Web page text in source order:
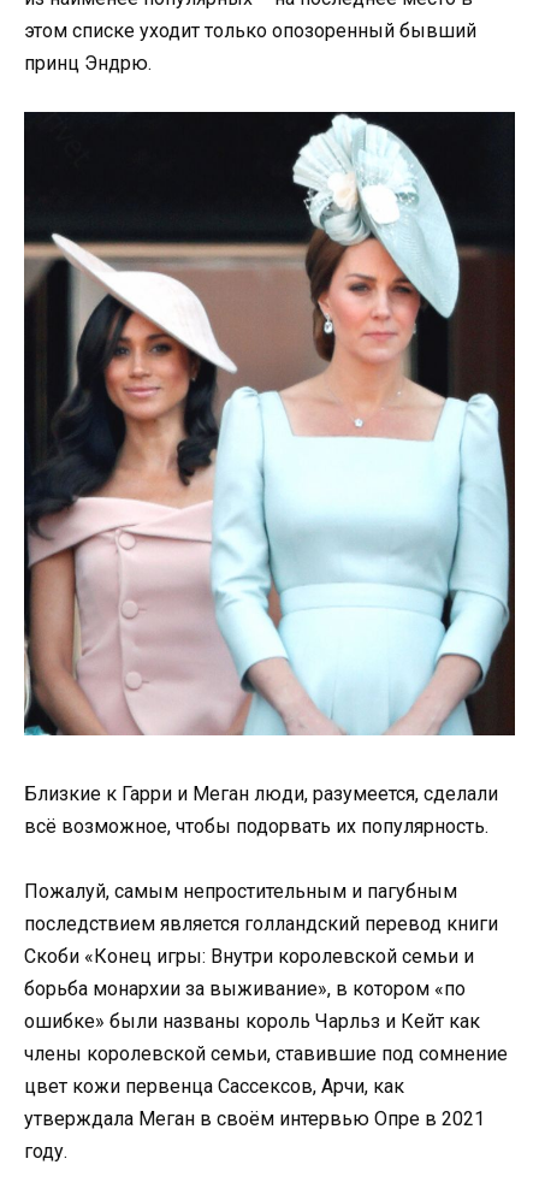
этом списке уходит только опозоренный бывший
принц Эндрю.
Близкие к Гарри и Меган люди, разумеется, сделали
всё возможное, чтобы подорвать их популярность.
Пожалуй, самым непростительным и пагубным
последствием является голландский перевод книги
Скоби «Конец игры: Внутри королевской семьи и
борьба монархии за выживание», в котором «по
ошибке» были названы король Чарльз и Кейт как
члены королевской семьи, ставившие под сомнение
цвет кожи первенца Сассексов, Арчи, как
утверждала Меган в своём интервью Опре в 2021
году.